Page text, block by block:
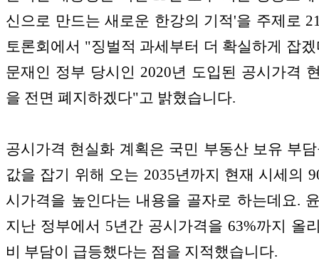
신으로 만드는 새로운 한강의 기적'을 주제로
토론회에서 "징벌적 과세부터 더 확실하게 잡겠
문재인 정부 당시인 2020년 도입된 공시가격
을 전면 폐지하겠다"고 밝혔습니다.
공시가격 현실화 계획은 국민 부동산 보유 부
값을 잡기 위해 오는 2035년까지 현재 시세의
시가격을 높인다는 내용을 골자로 하는데요.
지난 정부에서 5년간 공시가격을 63%까지 올
비 부담이 급등했다는 점을 지적했습니다.